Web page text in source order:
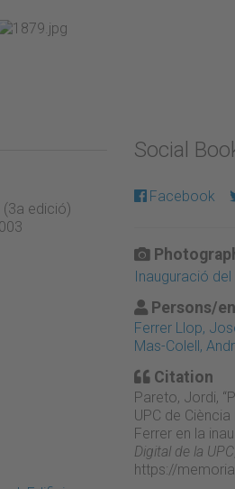
(3a edició)
Social
Facebook
Inauguració
Persons/
Ferrer Llop,
Mas-Colell,
Citation
Pareto, Jordi,
UPC de
Ferrer en la
Digital de la UPC
https://